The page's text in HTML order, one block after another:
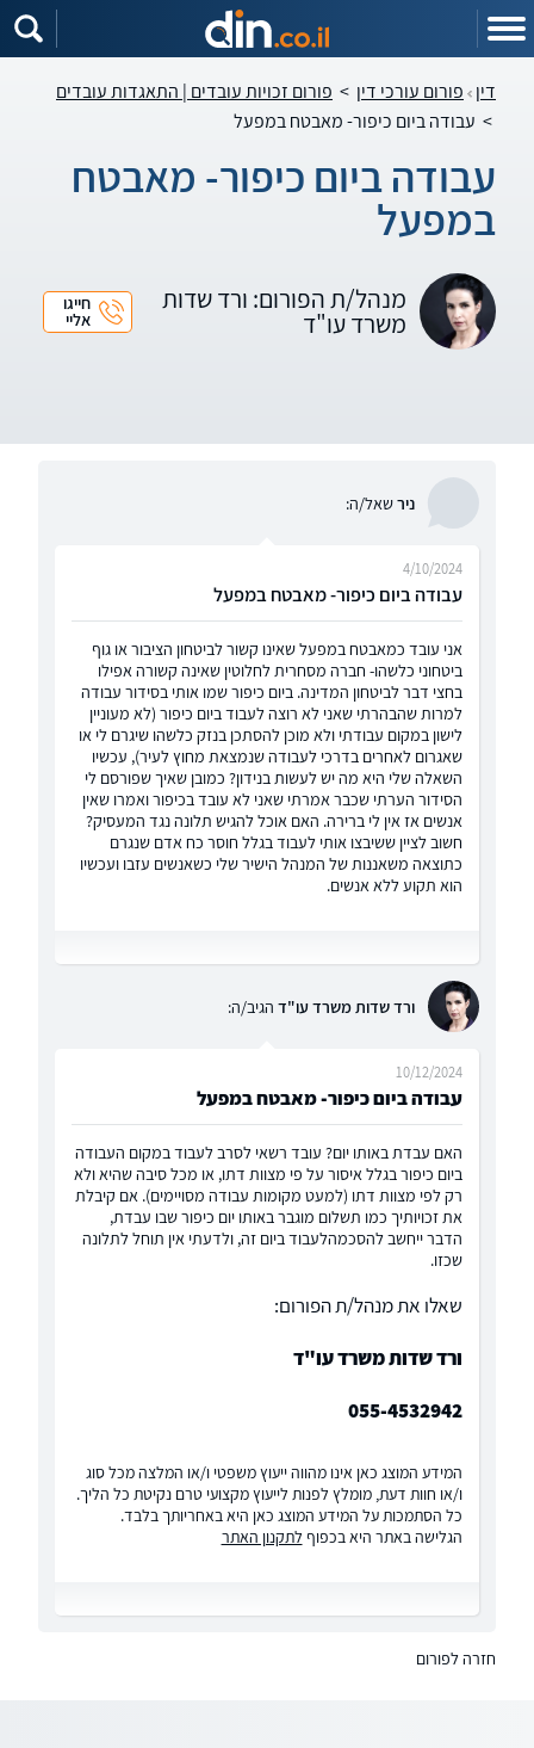
דין פורום עורכי דין > פורום זכויות עובדים | התאגדות עובדים
> עבודה ביום כיפור- מאבטח במפעל
עבודה ביום כיפור- מאבטח
במפעל
מנהל/ת הפורום: ורד שדות
משרד עו"ד
חייגו
אליי
נירשאל/ה:
עבודה ביום כיפור- מאבטח במפעל
4/10/2024
אני עובד כמאבטח במפעל שאינו קשור לביטחון הציבור או גוף
ביטחוני כלשהו- חברה מסחרית לחלוטין שאינה קשורה אפילו
בחצי דבר לביטחון המדינה. ביום כיפור שמו אותי בסידור עבודה
למרות שהבהרתי שאני לא רוצה לעבוד ביום כיפור (לא מעוניין
לישון במקום עבודתי ולא מוכן להסתכן בנזק כלשהו שיגרם לי או
שאגרום לאחרים בדרכי לעבודה שנמצאת מחוץ לעיר), עכשיו
השאלה שלי היא מה יש לעשות בנידון? כמובן שאיך שפורסם לי
הסידור הערתי שכבר אמרתי שאני לא עובד בכיפור ואמרו שאין
אנשים אז אין לי ברירה. האם אוכל להגיש תלונה נגד המעסיק?
חשוב לציין ששיבצו אותי לעבוד בגלל חוסר כח אדם שנגרם
כתוצאה משאננות של המנהל הישיר שלי כשאנשים עזבו ועכשיו
הוא תקוע ללא אנשים.
ורד שדות משרד עו"ד הגיב/ה:
עבודה ביום כיפור- מאבטח במפעל
10/12/2024
האם עבדת באותו יום? עובד רשאי לסרב לעבוד במקום העבודה
ביום כיפור בגלל איסור על פי מצוות דתו, או מכל סיבה שהיא ולא
רק לפי מצוות דתו (למעט מקומות עבודה מסויימים). אם קיבלת
את זכויותיך כמו תשלום מוגבר באותו יום כיפור שבו עבדת,
הדבר ייחשב להסכמהלעבוד ביום זה, ולדעתי אין תוחל לתלונה
שכזו.
שאלו את מנהל/ת הפורום:
ורד שדות משרד עו"ד
055-4532942
המידע המוצג כאן אינו מהווה ייעוץ משפטי ו/או המלצה מכל סוג
ו/או חוות דעת, מומלץ לפנות לייעוץ מקצועי טרם נקיטת כל הליך.
כל הסתמכות על המידע המוצג כאן היא באחריותך בלבד.
הגלישה באתר היא בכפוף לתקנון האתר
חזרה לפורום